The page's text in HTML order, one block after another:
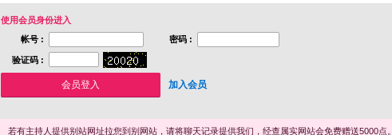
使用会员身份进入
帐号 :
密码 :
验证码 :
加入会员
若有主持人提供别站网址拉您到别网站，请将聊天记录提供我们，经查属实网站会免费赠送5000点。